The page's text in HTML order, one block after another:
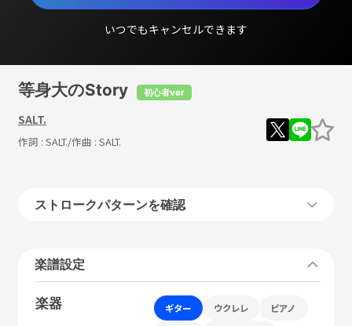
いつでもキャンセルできます
等身大のStory 初心者ver
SALT.
作詞 : SALT./作曲 : SALT.
ストロークパターンを確認
楽譜設定
楽器 ギター ウクレレ ピアノ